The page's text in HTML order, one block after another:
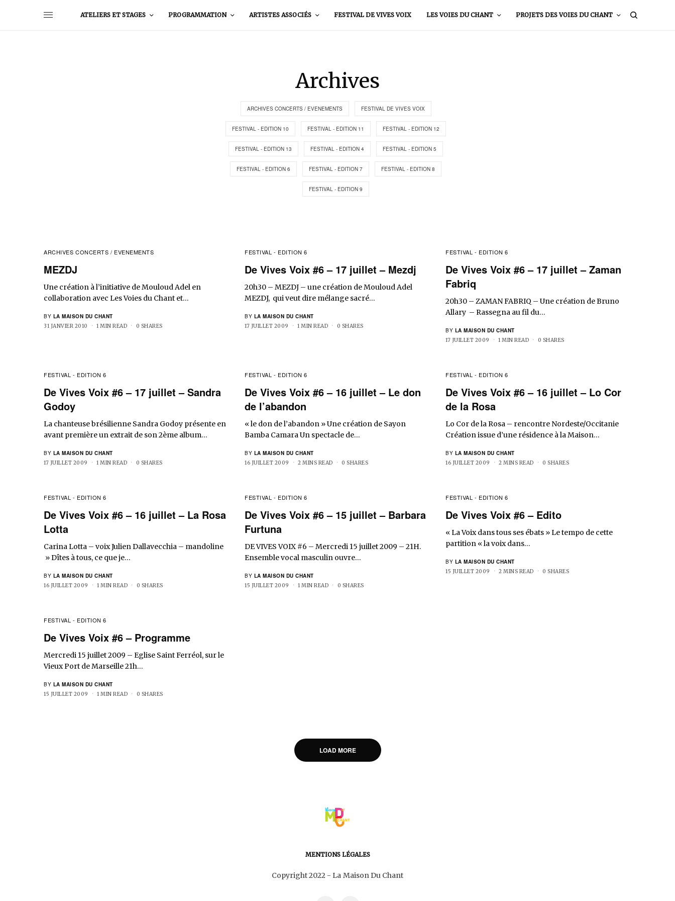
ATELIERS ET STAGES PROGRAMMATION ARTISTES ASSOCIÉS FESTIVAL DE VIVES VOIX LES VOIES DU CHANT PROJETS DES VOIES DU CHANT
Archives
ARCHIVES CONCERTS / EVENEMENTS FESTIVAL DE VIVES VOIX
FESTIVAL - EDITION 10 FESTIVAL - EDITION 11 FESTIVAL - EDITION 12
FESTIVAL - EDITION 13 FESTIVAL - EDITION 4 FESTIVAL - EDITION 5
FESTIVAL - EDITION 6 FESTIVAL - EDITION 7 FESTIVAL - EDITION 8
FESTIVAL - EDITION 9
ARCHIVES CONCERTS / EVENEMENTS
MEZDJ
Une création à l’initiative de Mouloud Adel en
collaboration avec Les Voies du Chant et…
BY LA MAISON DU CHANT
31 JANVIER 2010 1 MIN READ 0 SHARES
FESTIVAL - EDITION 6
De Vives Voix #6 – 17 juillet – Mezdj
20h30 – MEZDJ – une création de Mouloud Adel
MEZDJ, qui veut dire mélange sacré…
BY LA MAISON DU CHANT
17 JUILLET 2009 1 MIN READ 0 SHARES
FESTIVAL - EDITION 6
De Vives Voix #6 – 17 juillet – Zaman
Fabriq
20h30 – ZAMAN FABRIQ – Une création de Bruno
Allary – Rassegna au fil du…
BY LA MAISON DU CHANT
17 JUILLET 2009 1 MIN READ 0 SHARES
FESTIVAL - EDITION 6
De Vives Voix #6 – 17 juillet – Sandra
Godoy
La chanteuse brésilienne Sandra Godoy présente en
avant première un extrait de son 2ème album…
BY LA MAISON DU CHANT
17 JUILLET 2009 1 MIN READ 0 SHARES
FESTIVAL - EDITION 6
De Vives Voix #6 – 16 juillet – Le don
de l’abandon
« le don de l’abandon » Une création de Sayon
Bamba Camara Un spectacle de…
BY LA MAISON DU CHANT
16 JUILLET 2009 2 MINS READ 0 SHARES
FESTIVAL - EDITION 6
De Vives Voix #6 – 16 juillet – Lo Cor
de la Rosa
Lo Cor de la Rosa – rencontre Nordeste/Occitanie
Création issue d’une résidence à la Maison…
BY LA MAISON DU CHANT
16 JUILLET 2009 2 MINS READ 0 SHARES
FESTIVAL - EDITION 6
De Vives Voix #6 – 16 juillet – La Rosa
Lotta
Carina Lotta – voix Julien Dallavecchia – mandoline
» Dîtes à tous, ce que je…
BY LA MAISON DU CHANT
16 JUILLET 2009 1 MIN READ 0 SHARES
FESTIVAL - EDITION 6
De Vives Voix #6 – 15 juillet – Barbara
Furtuna
DE VIVES VOIX #6 – Mercredi 15 juillet 2009 – 21H.
Ensemble vocal masculin ouvre…
BY LA MAISON DU CHANT
15 JUILLET 2009 1 MIN READ 0 SHARES
FESTIVAL - EDITION 6
De Vives Voix #6 – Edito
« La Voix dans tous ses ébats » Le tempo de cette
partition « la voix dans…
BY LA MAISON DU CHANT
15 JUILLET 2009 2 MINS READ 0 SHARES
FESTIVAL - EDITION 6
De Vives Voix #6 – Programme
Mercredi 15 juillet 2009 – Eglise Saint Ferréol, sur le
Vieux Port de Marseille 21h…
BY LA MAISON DU CHANT
15 JUILLET 2009 1 MIN READ 0 SHARES
LOAD MORE
MENTIONS LÉGALES
Copyright 2022 - La Maison Du Chant